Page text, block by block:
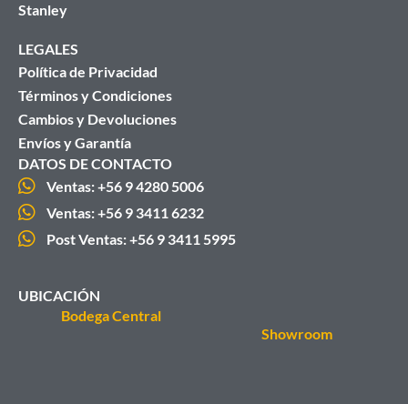
Stanley
LEGALES
Política de Privacidad
Términos y Condiciones
Cambios y Devoluciones
Envíos y Garantía
DATOS DE CONTACTO
Ventas: +56 9 4280 5006
Ventas: +56 9 3411 6232
Post Ventas: +56 9 3411 5995
UBICACIÓN
Bodega Central
Showroom